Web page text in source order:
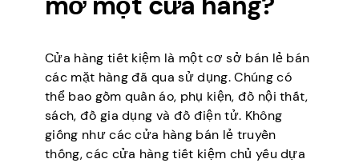
Cửa hàng tiết kiệm là một cơ sở bán lẻ bán
các mặt hàng đã qua sử dụng. Chúng có
thể bao gồm quần áo, phụ kiện, đồ nội thất,
sách, đồ gia dụng và đồ điện tử. Không
giống như các cửa hàng bán lẻ truyền
thống, các cửa hàng tiết kiệm chủ yếu dựa